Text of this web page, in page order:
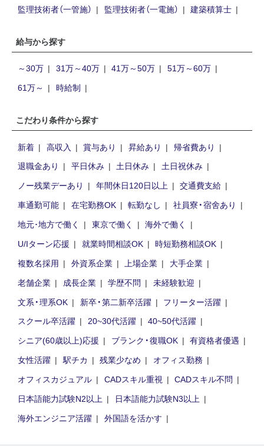
監理技術者（一管施）
監理技術者（一電施） 建築積算士
給与から探す
～30万 31万～40万 41万～50万
51万～60万
61万～
時給制
こだわり条件から探す
新着 高収入 賞与あり 昇給あり
帰省費あり
退職金あり
平日休み 土日休み
土日祝休み
ノー残業デーあり
年間休日120日以上
交通費支給
車通勤可能
在宅勤務OK 転勤なし
社員寮・宿舍あり
地元･地方で働く
東京で働く
海外で働く
U/Iターン応援
就業時間相談OK
時短勤務相談OK
複数名採用
外資系企業 上場企業
大手企業
老舗企業
成長企業 学歴不問
未経験歓迎
文系・理系OK
新卒・第二新卒活躍
フリーター活躍
スクール卒活躍
20~30代活躍
40~50代活躍
シニア(60歳以上)応援
ブランク・復職OK
有資格者優遇
女性活躍
駅チカ 残業少なめ
オフィス勤務
オフィスカジュアル
CADスキル重視
CADスキル不問
日本語能力試験N2以上
日本語能力試験N3以上
海外エンジニア活躍
外国語を活かす